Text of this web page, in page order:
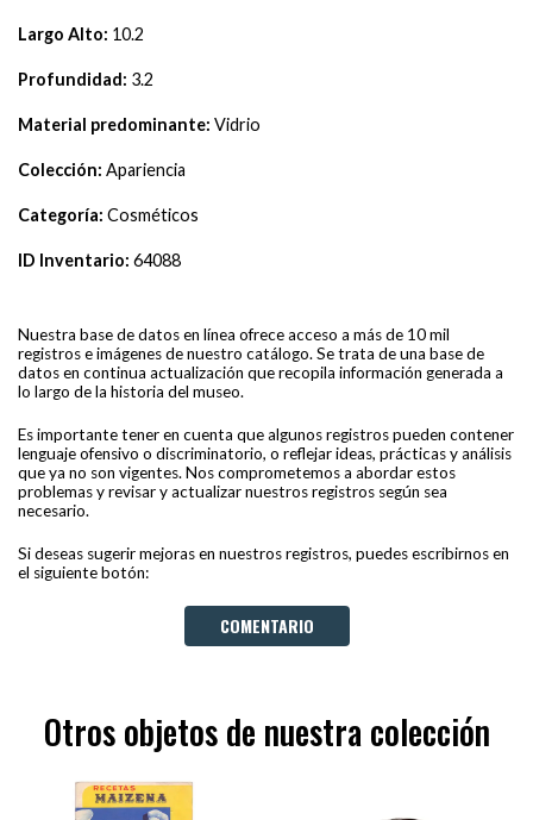
Largo Alto: 10.2
Profundidad: 3.2
Material predominante: Vidrio
Colección: Apariencia
Categoría: Cosméticos
ID Inventario: 64088
Nuestra base de datos en línea ofrece acceso a más de 10 mil
registros e imágenes de nuestro catálogo. Se trata de una base de
datos en continua actualización que recopila información generada a
lo largo de la historia del museo.
Es importante tener en cuenta que algunos registros pueden contener
lenguaje ofensivo o discriminatorio, o reflejar ideas, prácticas y análisis
que ya no son vigentes. Nos comprometemos a abordar estos
problemas y revisar y actualizar nuestros registros según sea
necesario.
Si deseas sugerir mejoras en nuestros registros, puedes escribirnos en
el siguiente botón:
COMENTARIO
Otros objetos de nuestra colección